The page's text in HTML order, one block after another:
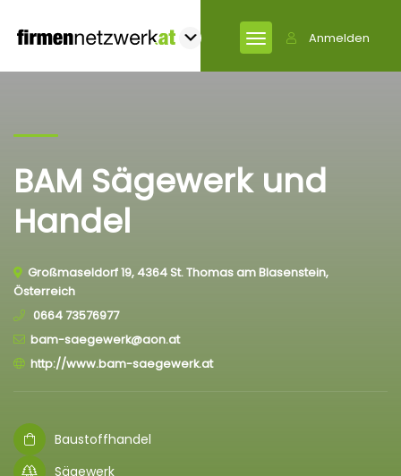
Anmelden
BAM Sägewerk und
Handel
Großmaseldorf 19, 4364 St. Thomas am Blasenstein,
Österreich
0664 73576977
bam-saegewerk@aon.at
http://www.bam-saegewerk.at
Baustoffhandel
Sägewerk